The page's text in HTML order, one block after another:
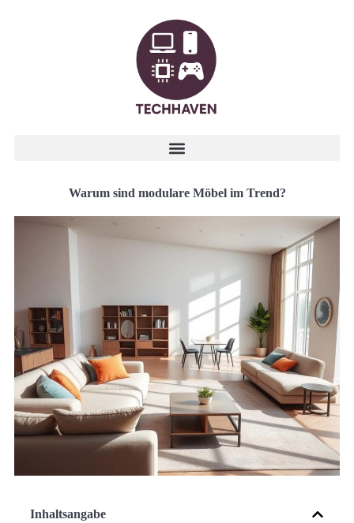
Warum sind modulare Möbel im Trend?
Inhaltsangabe